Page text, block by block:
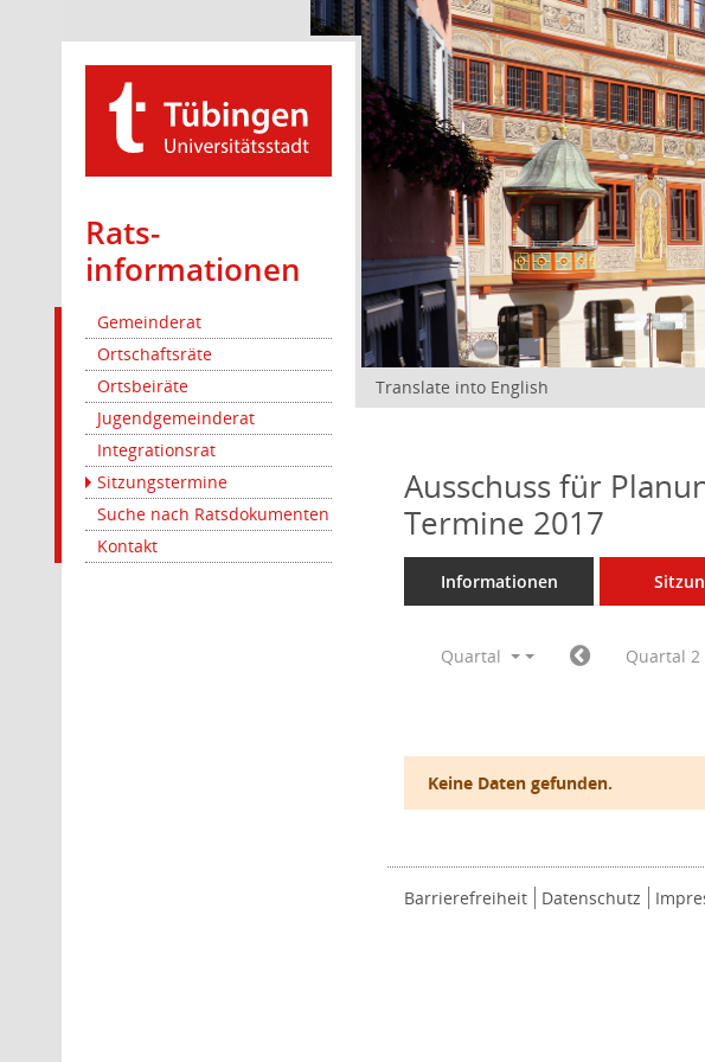
Rats­
informationen
Gemeinderat
Ortschaftsräte
Ortsbeiräte
Jugendgemeinderat
Integrationsrat
Sitzungstermine
Suche nach Ratsdokumenten
Kontakt
Translate into English
Ausschuss für
Termine 2017
Informationen
Quartal Quartal 2
Keine Daten gefunden.
Barrierefreiheit Datenschutz